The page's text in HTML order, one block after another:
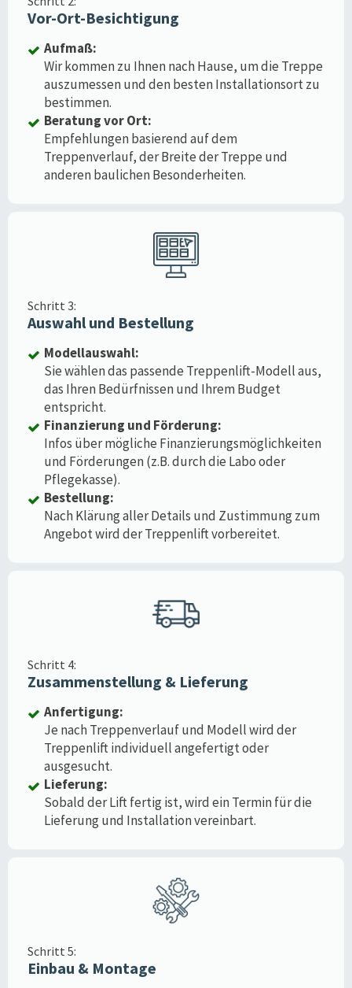
Vor-Ort-Besichtigung
Aufmaß:
Wir kommen zu Ihnen nach Hause, um die Treppe
auszumessen und den besten Installationsort zu
bestimmen.
Beratung vor Ort:
Empfehlungen basierend auf dem
Treppenverlauf, der Breite der Treppe und
anderen baulichen Besonderheiten.
Schritt 3:
Auswahl und Bestellung
Modellauswahl:
Sie wählen das passende Treppenlift-Modell aus,
das Ihren Bedürfnissen und Ihrem Budget
entspricht.
Finanzierung und Förderung:
Infos über mögliche Finanzierungsmöglichkeiten
und Förderungen (z.B. durch die Labo oder
Pflegekasse).
Bestellung:
Nach Klärung aller Details und Zustimmung zum
Angebot wird der Treppenlift vorbereitet.
Schritt 4:
Zusammenstellung & Lieferung
Anfertigung:
Je nach Treppenverlauf und Modell wird der
Treppenlift individuell angefertigt oder
ausgesucht.
Lieferung:
Sobald der Lift fertig ist, wird ein Termin für die
Lieferung und Installation vereinbart.
Schritt 5:
Einbau & Montage